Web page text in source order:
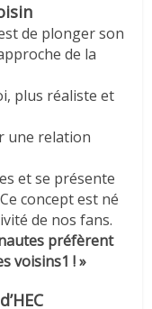
de plonger son
de la
plus réaliste et
une relation
et se présente
concept est né
de nos fans.
préfèrent
voisins1 ! »